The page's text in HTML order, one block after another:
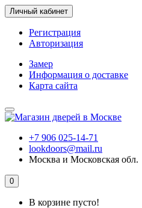
Личный кабинет
Регистрация
Авторизация
Замер
Информация о доставке
Карта сайта
+7 906 025-14-71
lookdoors@mail.ru
Москва и Московская обл.
0
В корзине пусто!